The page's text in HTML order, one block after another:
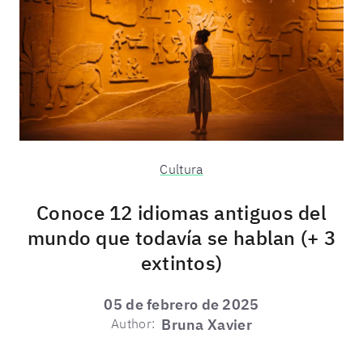
Cultura
Conoce 12 idiomas antiguos del
mundo que todavía se hablan (+ 3
extintos)
05 de febrero de 2025
Author: Bruna Xavier